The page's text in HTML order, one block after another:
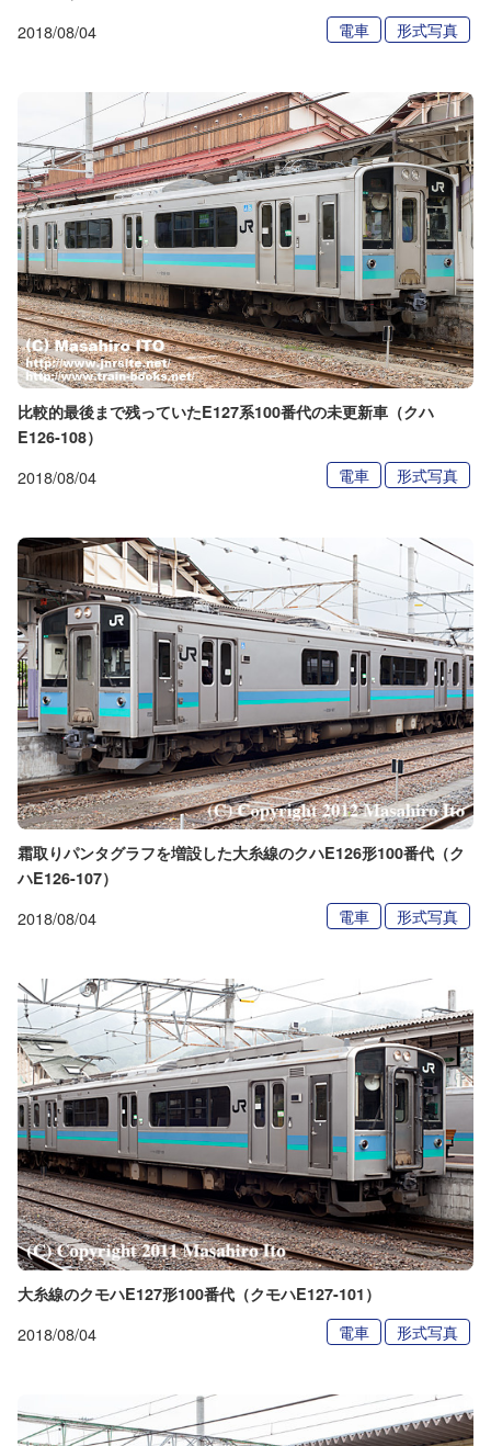
2018/08/04 電車 形式写真
比較的最後まで残っていたE127系100番代の未更新車（クハ
E126-108）
2018/08/04 電車 形式写真
霜取りパンタグラフを増設した大糸線のクハE126形100番代（ク
ハE126-107）
2018/08/04 電車 形式写真
大糸線のクモハE127形100番代（クモハE127-101）
2018/08/04 電車 形式写真